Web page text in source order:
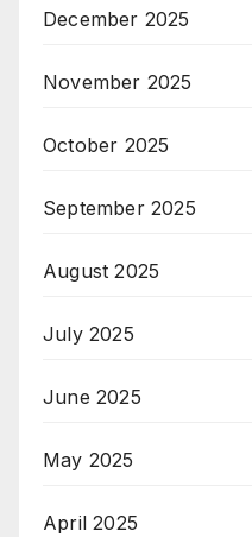
December 2025
November 2025
October 2025
September 2025
August 2025
July 2025
June 2025
May 2025
April 2025